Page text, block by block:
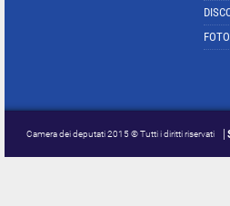
Camera dei deputati 2015 © Tutti i diritti riservati